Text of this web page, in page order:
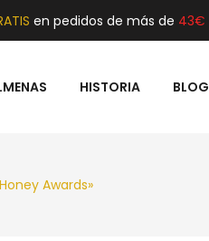
en pedidos de más de 43€
HISTORIA BLOG
Awards»